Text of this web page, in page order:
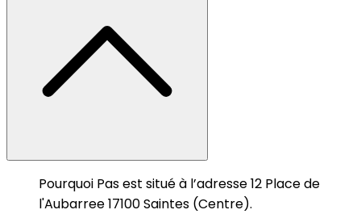
Pourquoi Pas est situé à l’adresse 12 Place de
l'Aubarree 17100 Saintes (Centre).